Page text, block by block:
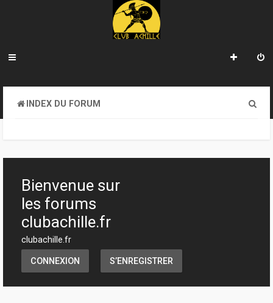
INDEX DU FORUM
h
Bienvenue sur
les forums
clubachille.fr
clubachille.fr
CONNEXION S’ENREGISTRER